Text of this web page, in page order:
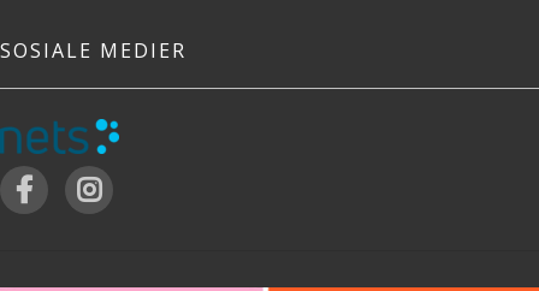
SOSIALE MEDIER